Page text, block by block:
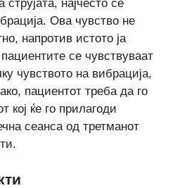
струјата, најчесто се
Ова чувство не
напротив истото ја
се чувствуваат
чувството на вибрација,
пациентот треба да го
кој ќе го прилагоди
сеанса од третманот